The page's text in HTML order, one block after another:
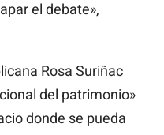
el debate»,
Rosa Suriñac
del patrimonio»
donde se pueda